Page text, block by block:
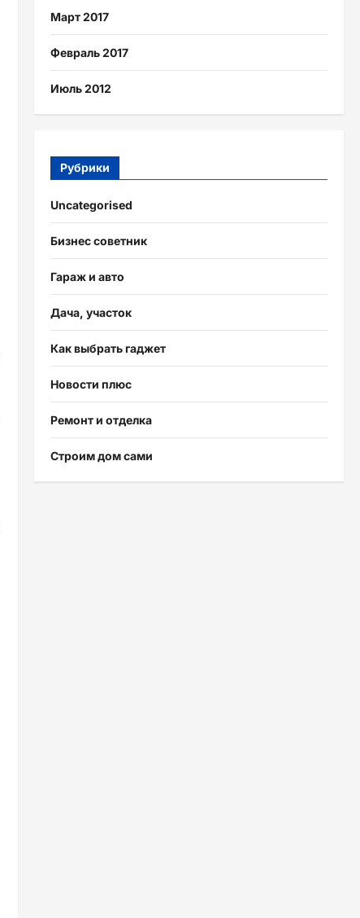
Март 2017
Февраль 2017
Июль 2012
Рубрики
Uncategorised
Бизнес советник
Гараж и авто
Дача, участок
Как выбрать гаджет
Новости плюс
Ремонт и отделка
Строим дом сами